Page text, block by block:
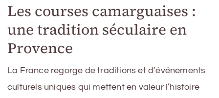
Les courses camarguaises :
une tradition séculaire en
Provence
La France regorge de traditions et d’événements
culturels uniques qui mettent en valeur l’histoire